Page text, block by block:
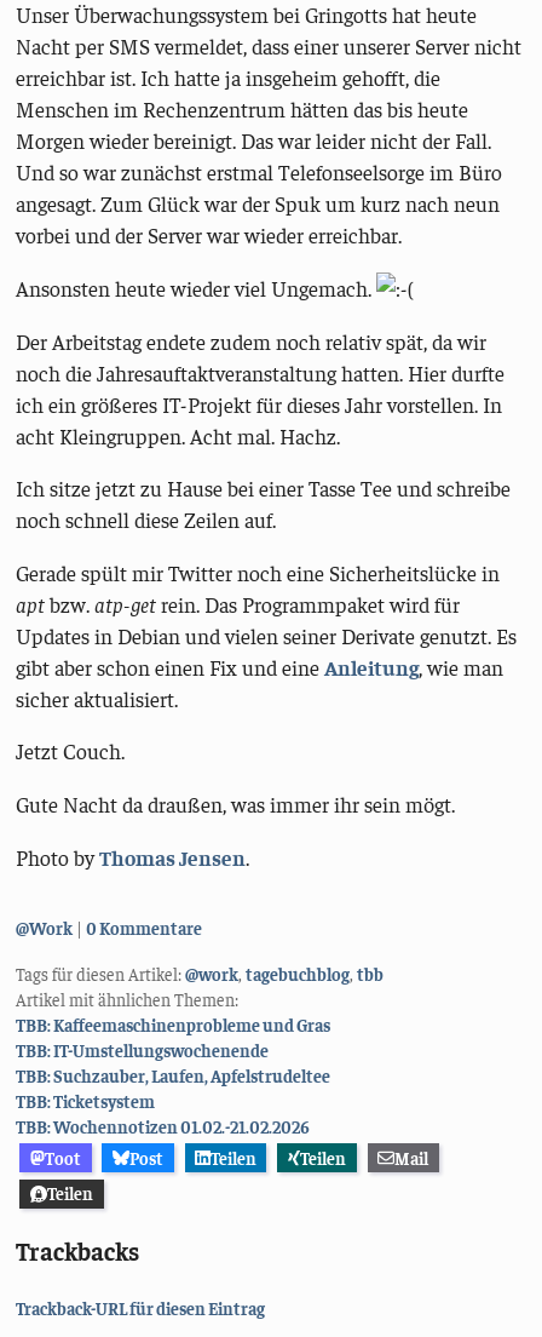
Unser Überwachungssystem bei Gringotts hat heute
Nacht per SMS vermeldet, dass einer unserer Server nicht
erreichbar ist. Ich hatte ja insgeheim gehofft, die
Menschen im Rechenzentrum hätten das bis heute
Morgen wieder bereinigt. Das war leider nicht der Fall.
Und so war zunächst erstmal Telefonseelsorge im Büro
angesagt. Zum Glück war der Spuk um kurz nach neun
vorbei und der Server war wieder erreichbar.
Ansonsten heute wieder viel Ungemach.
Der Arbeitstag endete zudem noch relativ spät, da wir
noch die Jahresauftaktveranstaltung hatten. Hier durfte
ich ein größeres IT-Projekt für dieses Jahr vorstellen. In
acht Kleingruppen. Acht mal. Hachz.
Ich sitze jetzt zu Hause bei einer Tasse Tee und schreibe
noch schnell diese Zeilen auf.
Gerade spült mir Twitter noch eine Sicherheitslücke in
aptbzw.atp-getrein. Das Programmpaket wird für
Updates in Debian und vielen seiner Derivate genutzt. Es
gibt aber schon einen Fix und eineAnleitung, wie man
sicher aktualisiert.
Jetzt Couch.
Gute Nacht da draußen, was immer ihr sein mögt.
Photo byThomas Jensen.
Kategorien:
@Work 0 Kommentare
Tags für diesen Artikel:@work,tagebuchblog,tbb
Artikel mit ähnlichen Themen:
TBB: Kaffeemaschinenprobleme und Gras
TBB: IT-Umstellungswochenende
TBB: Suchzauber, Laufen, Apfelstrudeltee
TBB: Ticketsystem
TBB: Wochennotizen 01.02.-21.02.2026
Toot
Post Teilen Teilen
Mail
Teilen
Trackbacks
Trackback-URL für diesen Eintrag